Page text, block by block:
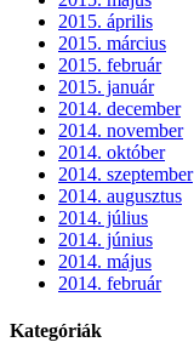
2015. április
2015. március
2015. február
2015. január
2014. december
2014. november
2014. október
2014. szeptember
2014. augusztus
2014. július
2014. június
2014. május
2014. február
Kategóriák